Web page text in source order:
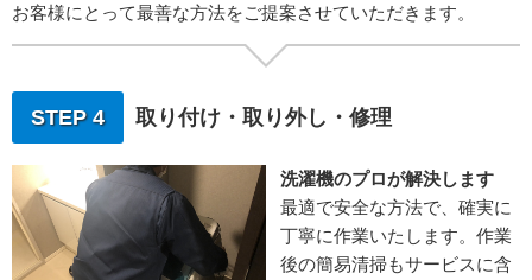
お客様にとって最善な方法をご提案させていただきます。
STEP 4 取り付け・取り外し・修理
洗濯機のプロが解決します
最適で安全な方法で、確実に
丁寧に作業いたします。作業
後の簡易清掃もサービスに含